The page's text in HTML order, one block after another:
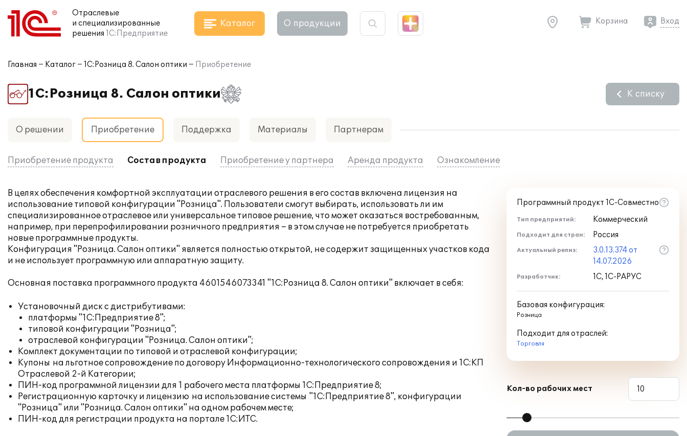
Отраслевые
и специализированные
решения 1С:Предприятие
Каталог О продукции Корзина Вход
Главная Каталог 1С:Розница 8. Салон оптики Приобретение
1С:Розница 8. Салон оптики К списку
О решении Приобретение Поддержка Материалы Партнерам
Приобретение продукта Состав продукта Приобретение у партнера Аренда продукта Ознакомление
В целях обеспечения комфортной эксплуатации отраслевого решения в его состав включена лицензия на
использование типовой конфигурации "Розница". Пользователи смогут выбирать, использовать ли им
специализированное отраслевое или универсальное типовое решение, что может оказаться востребованным,
например, при перепрофилировании розничного предприятия – в этом случае не потребуется приобретать
новые программные продукты.
Конфигурация "Розница. Салон оптики" является полностью открытой, не содержит защищенных участков кода
и не использует программную или аппаратную защиту.
Основная поставка программного продукта 4601546073341 "1С:Розница 8. Салон оптики" включает в себя:
Установочный диск с дистрибутивами:
платформы "1С:Предприятие 8";
типовой конфигурации "Розница";
отраслевой конфигурации "Розница. Салон оптики";
Комплект документации по типовой и отраслевой конфигурации;
Купоны на льготное сопровождение по договору Информационно-технологического сопровождения и 1С:КП
Отраслевой 2-й Категории;
ПИН-код программной лицензии для 1 рабочего места платформы 1С:Предприятие 8;
Регистрационную карточку и лицензию на использование системы "1С:Предприятие 8", конфигурации
"Розница" или "Розница. Салон оптики" на одном рабочем месте;
ПИН-код для регистрации продукта на портале 1С:ИТС.
Программный продукт 1С-Совместно
Тип предприятий: Коммерческий
Подходит для стран: Россия
Актуальный релиз:
3.0.13.374 от
14.07.2026
Разработчик: 1С, 1С-РАРУС
Базовая конфигурация:
Розница
Подходит для отраслей:
Торговля
Кол-во рабочих мест